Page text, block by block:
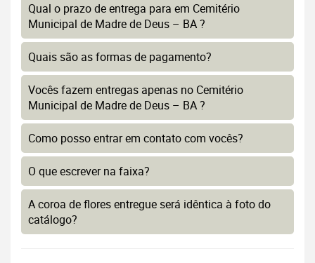
Qual o prazo de entrega para em Cemitério
Municipal de Madre de Deus – BA ?
Quais são as formas de pagamento?
Vocês fazem entregas apenas no Cemitério
Municipal de Madre de Deus – BA ?
Como posso entrar em contato com vocês?
O que escrever na faixa?
A coroa de flores entregue será idêntica à foto do
catálogo?